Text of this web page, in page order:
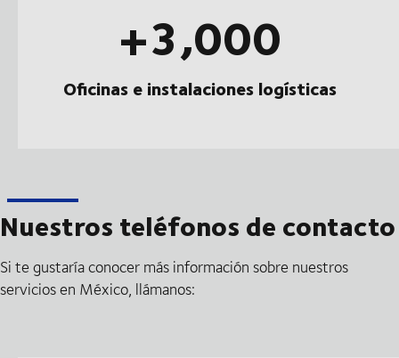
+3,000
Oficinas e instalaciones logísticas
Nuestros teléfonos de contacto
Si te gustaría conocer más información sobre nuestros
servicios en México, llámanos: